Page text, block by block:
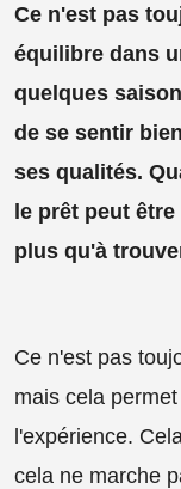
Ce n'est pas
équilibre dans
quelques
de se sentir
ses qualités.
le prêt peut
plus qu'à
Ce n'est pas
mais cela
l'expérience.
cela ne marche